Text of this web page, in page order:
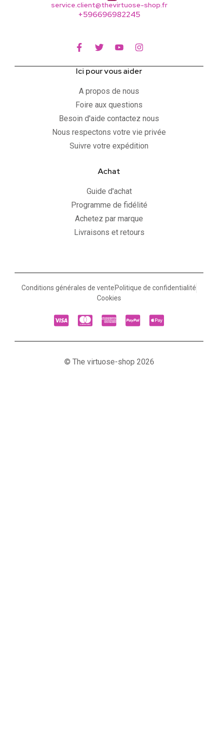
service.client@thevirtuose-shop.fr
+596696982245
Ici pour vous aider
A propos de nous
Foire aux questions
Besoin d'aide contactez nous
Nous respectons votre vie privée
Suivre votre expédition
Achat
Guide d'achat
Programme de fidélité
Achetez par marque
Livraisons et retours
Conditions générales de vente Politique de confidentialité
Cookies
© The virtuose-shop 2026